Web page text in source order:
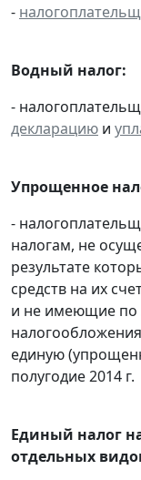
-
Водный налог:
-
декларацию и
Упрощенное
-
налогам, не
результате
средств на их
и не имеющие по
единую
полугодие 2014 г.
Единый налог
отдельных